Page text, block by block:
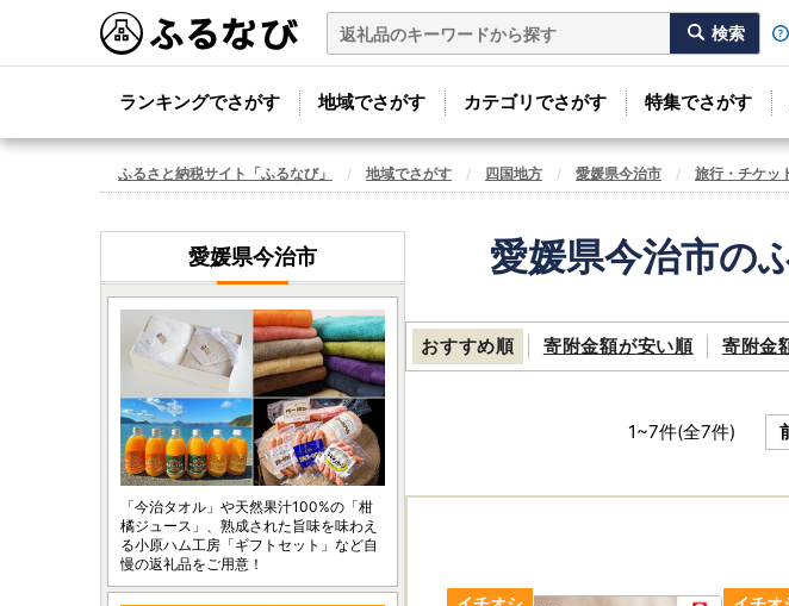
ランキングでさがす 地域でさがす カテゴリでさがす 特集でさがす
ふるさと納税サイト「ふるなび」 地域でさがす 四国地方 愛媛県今治市 旅行・チケッ
愛媛県今治市の
おすすめ順 寄附金額が安い順 寄附金
1~7件(全7件)
愛媛県今治市
「今治タオル」や天然果汁100%の「柑
橘ジュース」、熟成された旨味を味わえ
る小原ハム工房「ギフトセット」など自
慢の返礼品をご用意！